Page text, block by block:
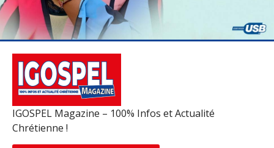
IGOSPEL Magazine – 100% Infos et Actualité
Chrétienne !